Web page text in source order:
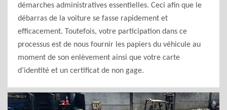
démarches administratives essentielles. Ceci afin que le
débarras de la voiture se fasse rapidement et
efficacement. Toutefois, votre participation dans ce
processus est de nous fournir les papiers du véhicule au
moment de son enlèvement ainsi que votre carte
d’identité et un certificat de non gage.